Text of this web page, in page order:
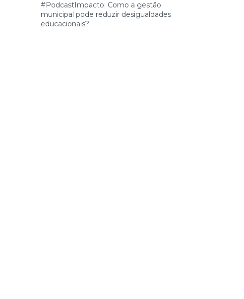
#PodcastImpacto: Como a gestão
municipal pode reduzir desigualdades
educacionais?